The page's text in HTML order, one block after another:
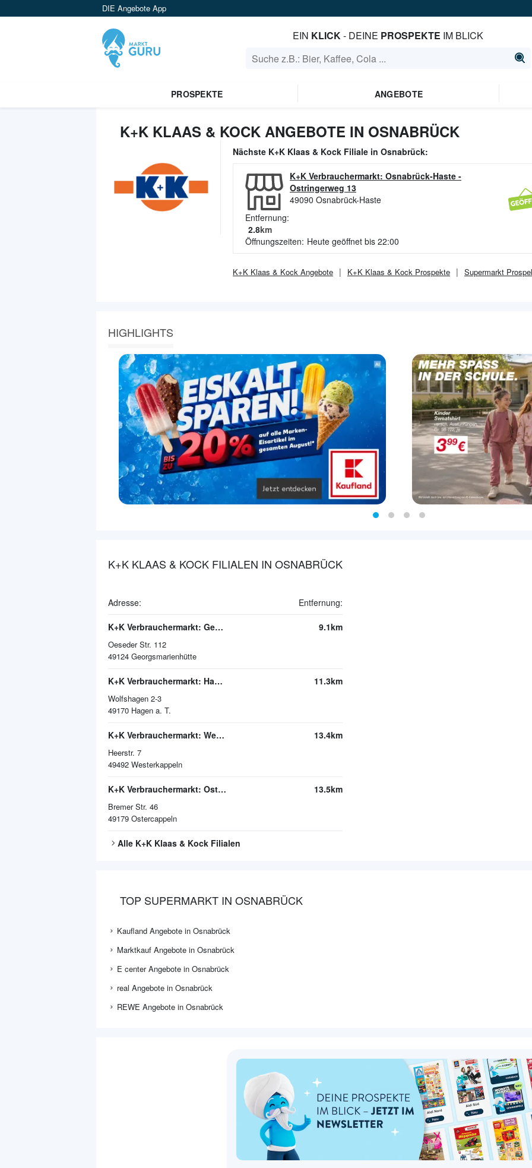
DIE Angebote App
EIN KLICK- DEINE PROSPEKTE IM BLICK
PROSPEKTE ANGEBOTE
K+K KLAAS & KOCK ANGEBOTE IN OSNABRÜCK
Nächste K+K Klaas & Kock Filiale in Osnabrück:
K+K Verbrauchermarkt: Osnabrück-Haste -
Ostringerweg 13
49090 Osnabrück-Haste
Entfernung:
2.8km
Öffnungszeiten: Heute geöffnet bis 22:00
K+K Klaas & Kock Angebote K+K Klaas & Kock Prospekte Supermarkt
HIGHLIGHTS
K+K KLAAS & KOCK FILIALEN IN OSNABRÜCK
Adresse: Entfernung:
K+K Verbrauchermarkt: Georgsmarienhütte
Oeseder Str. 112
49124 Georgsmarienhütte
9.1km
K+K Verbrauchermarkt: Hagen a. T.
Wolfshagen 2-3
49170 Hagen a. T.
11.3km
K+K Verbrauchermarkt: Westerkappeln
Heerstr. 7
49492 Westerkappeln
13.4km
K+K Verbrauchermarkt: Ostercappeln
Bremer Str. 46
49179 Ostercappeln
13.5km
Alle K+K Klaas & Kock Filialen
TOP SUPERMARKT IN OSNABRÜCK
Kaufland Angebote in Osnabrück
Marktkauf Angebote in Osnabrück
E center Angebote in Osnabrück
real Angebote in Osnabrück
REWE Angebote in Osnabrück